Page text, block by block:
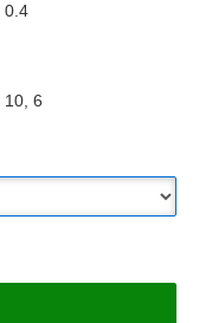
0.4
10, 6